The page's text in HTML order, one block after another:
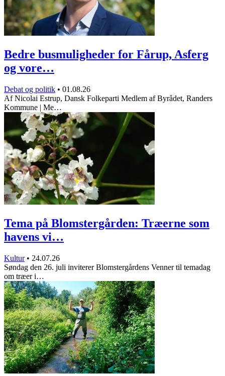
Bedre busmuligheder for Fårup, Asferg
og vore…
Debat og politik • 01.08.26
Af Nicolai Estrup, Dansk Folkeparti Medlem af Byrådet, Randers
Kommune | Me…
Tema på Blomstergården: Træerne som
havens vi…
Kultur • 24.07.26
Søndag den 26. juli inviterer Blomstergårdens Venner til temadag
om træer i…